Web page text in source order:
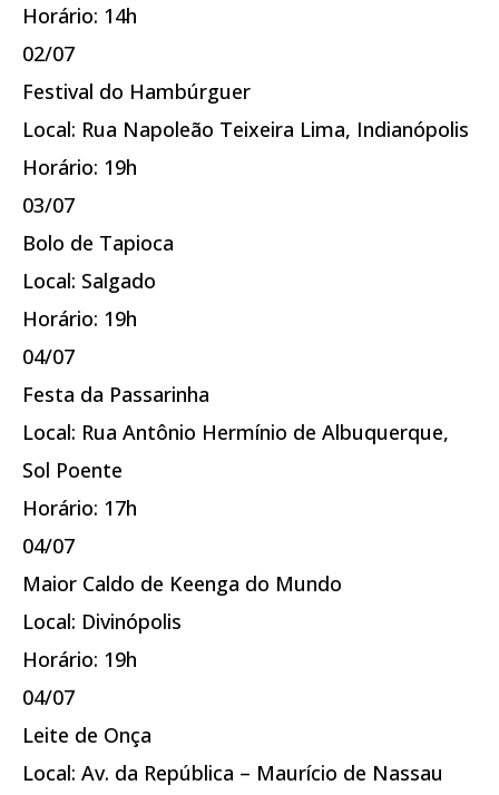
Horário: 14h
02/07
Festival do Hambúrguer
Local: Rua Napoleão Teixeira Lima, Indianópolis
Horário: 19h
03/07
Bolo de Tapioca
Local: Salgado
Horário: 19h
04/07
Festa da Passarinha
Local: Rua Antônio Hermínio de Albuquerque,
Sol Poente
Horário: 17h
04/07
Maior Caldo de Keenga do Mundo
Local: Divinópolis
Horário: 19h
04/07
Leite de Onça
Local: Av. da República – Maurício de Nassau